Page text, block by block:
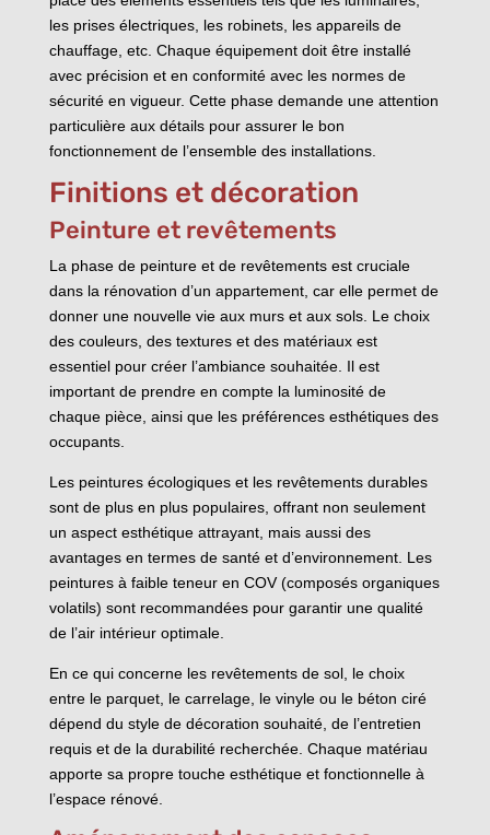
les prises électriques, les robinets, les appareils de
chauffage, etc. Chaque équipement doit être installé
avec précision et en conformité avec les normes de
sécurité en vigueur. Cette phase demande une attention
particulière aux détails pour assurer le bon
fonctionnement de l’ensemble des installations.
Finitions et décoration
Peinture et revêtements
La phase de peinture et de revêtements est cruciale
dans la rénovation d’un appartement, car elle permet de
donner une nouvelle vie aux murs et aux sols. Le choix
des couleurs, des textures et des matériaux est
essentiel pour créer l’ambiance souhaitée. Il est
important de prendre en compte la luminosité de
chaque pièce, ainsi que les préférences esthétiques des
occupants.
Les peintures écologiques et les revêtements durables
sont de plus en plus populaires, offrant non seulement
un aspect esthétique attrayant, mais aussi des
avantages en termes de santé et d’environnement. Les
peintures à faible teneur en COV (composés organiques
volatils) sont recommandées pour garantir une qualité
de l’air intérieur optimale.
En ce qui concerne les revêtements de sol, le choix
entre le parquet, le carrelage, le vinyle ou le béton ciré
dépend du style de décoration souhaité, de l’entretien
requis et de la durabilité recherchée. Chaque matériau
apporte sa propre touche esthétique et fonctionnelle à
l’espace rénové.